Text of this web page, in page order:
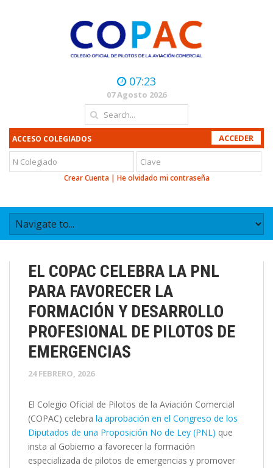
07:23
07 Agosto 2026
ACCESO COLEGIADOS
Crear Cuenta| He olvidado mi contraseña
EL COPAC CELEBRA LA PNL
PARA FAVORECER LA
FORMACIÓN Y DESARROLLO
PROFESIONAL DE PILOTOS DE
EMERGENCIAS
24 FEBRERO, 2026
El Colegio Oficial de Pilotos de la Aviación Comercial
(COPAC) celebra la aprobación en el Congreso de los
Diputados de una Proposición No de Ley (PNL) que
insta al Gobierno a favorecer la formación
especializada de pilotos de emergencias y promover